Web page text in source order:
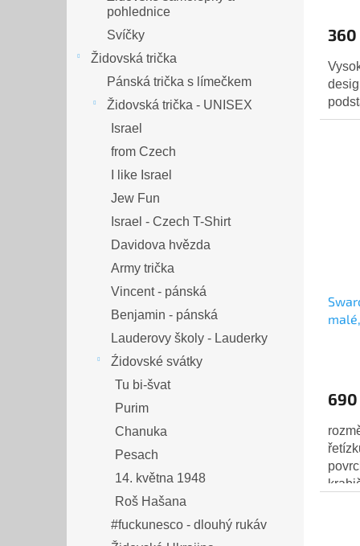
pohlednice
Svíčky
Židovská trička
Pánská trička s límečkem
Židovská trička - UNISEX
Israel
from Czech
I like Israel
Jew Fun
Israel - Czech T-Shirt
Davidova hvězda
Army trička
Vincent - pánská
Benjamin - pánská
Lauderovy školy - Lauderky
Źidovské svátky
Tu bi-švat
Purim
Chanuka
Pesach
14. května 1948
Roš Hašana
#fuckunesco - dlouhý rukáv
360
690